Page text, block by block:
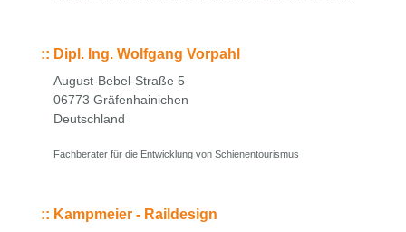
:: Dipl. Ing. Wolfgang Vorpahl
August-Bebel-Straße 5
06773 Gräfenhainichen
Deutschland
Fachberater für die Entwicklung von Schienentourismus
:: Kampmeier - Raildesign